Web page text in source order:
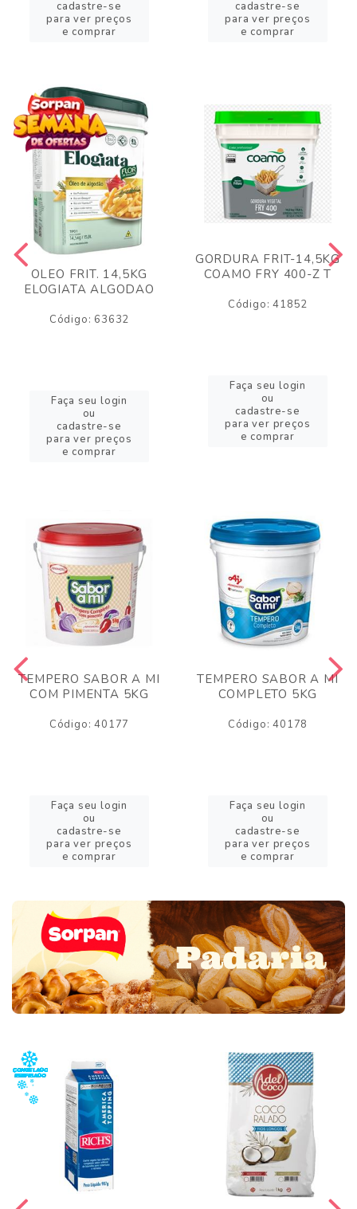
cadastre-se
para ver preços
e comprar
cadastre-se
para ver preços
e comprar
OLEO FRIT. 14,5KG
ELOGIATA ALGODAO
Código: 63632
Faça seu login
ou
cadastre-se
para ver preços
e comprar
GORDURA FRIT-14,5KG
COAMO FRY 400-Z T
Código: 41852
Faça seu login
ou
cadastre-se
para ver preços
e comprar
TEMPERO SABOR A MI
COM PIMENTA 5KG
Código: 40177
Faça seu login
ou
cadastre-se
para ver preços
e comprar
TEMPERO SABOR A MI
COMPLETO 5KG
Código: 40178
Faça seu login
ou
cadastre-se
para ver preços
e comprar